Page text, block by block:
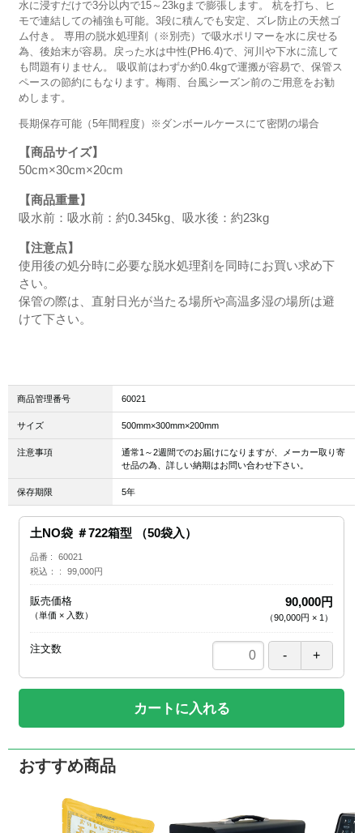
水に浸すだけで3分以内で15～23kgまで膨張します。 杭を打ち、ヒ
モで連結しての補強も可能。3段に積んでも安定、ズレ防止の天然ゴ
ム付き。 専用の脱水処理剤（※別売）で吸水ポリマーを水に戻せる
為、後始末が容易。戻った水は中性(PH6.4)で、河川や下水に流して
も問題有りません。 吸収前はわずか約0.4kgで運搬が容易で、保管ス
ペースの節約にもなります。梅雨、台風シーズン前のご用意をお勧
めします。
長期保存可能（5年間程度）※ダンボールケースにて密閉の場合
【商品サイズ】
50cm×30cm×20cm
【商品重量】
吸水前：吸水前：約0.345kg、吸水後：約23kg
【注意点】
使用後の処分時に必要な脱水処理剤を同時にお買い求め下
さい。
保管の際は、直射日光が当たる場所や高温多湿の場所は避
けて下さい。
商品管理番号 60021
サイズ 500mm×300mm×200mm
注意事項
通常1～2週間でのお届けになりますが、メーカー取り寄
せ品の為、詳しい納期はお問い合わせ下さい。
保存期限 5年
土NO袋 ＃722箱型 （50袋入）
品番
60021
税込：
99,000円
販売価格
（単価 × 入数）
90,000円
（90,000円 × 1 ）
注文数
カートに入れる
おすすめ商品